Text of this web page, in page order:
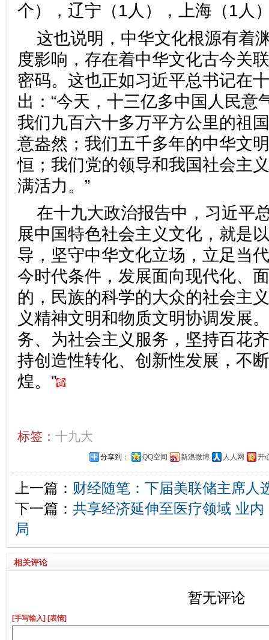
个），辽宁（1人），上海（1人
这也说明，中华文化根源有着
度影响，存在着中华文化古今关
密码。这也正如习近平总书记在
出：“今天，十三亿多中国人民意
我们九百六十多万平方公里的祖
意盎然；我们五千多年的中华文
恒；我们党的领导和我国社会主
满活力。”
在十九大政治报告中，习近平
展中国特色社会主义文化，就是
导，坚守中华文化立场，立足当
今时代条件，发展面向现代化、
的，民族的科学的大众的社会主
义精神文明和物质文明协调发展
务、为社会主义服务，坚持百花
持创造性转化、创新性发展，不
煌。”
标签： 十九大
分享到： QQ空间 新浪微博 人人网 开
上一篇： 财经随笔：下届美联储主席人
下一篇： 共享经济延伸至医疗领域 业
局
相关评论
暂无评论
[手写输入] [表情]